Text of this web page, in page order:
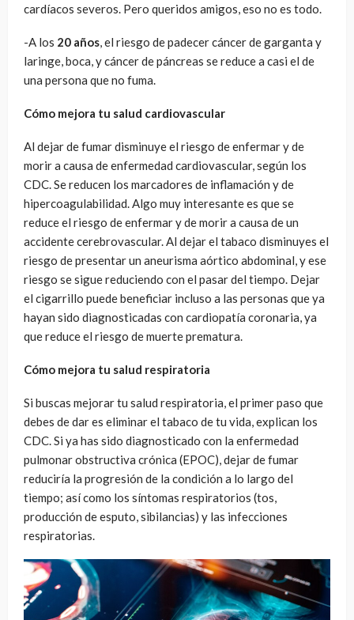
cardíacos severos. Pero queridos amigos, eso no es todo.
-A los 20 años , el riesgo de padecer cáncer de garganta y
laringe, boca, y cáncer de páncreas se reduce a casi el de
una persona que no fuma.
Cómo mejora tu salud cardiovascular
Al dejar de fumar disminuye el riesgo de enfermar y de
morir a causa de enfermedad cardiovascular, según los
CDC. Se reducen los marcadores de inflamación y de
hipercoagulabilidad. Algo muy interesante es que se
reduce el riesgo de enfermar y de morir a causa de un
accidente cerebrovascular. Al dejar el tabaco disminuyes el
riesgo de presentar un aneurisma aórtico abdominal, y ese
riesgo se sigue reduciendo con el pasar del tiempo. Dejar
el cigarrillo puede beneficiar incluso a las personas que ya
hayan sido diagnosticadas con cardiopatía coronaria, ya
que reduce el riesgo de muerte prematura.
Cómo mejora tu salud respiratoria
Si buscas mejorar tu salud respiratoria, el primer paso que
debes de dar es eliminar el tabaco de tu vida, explican los
CDC. Si ya has sido diagnosticado con la enfermedad
pulmonar obstructiva crónica (EPOC), dejar de fumar
reduciría la progresión de la condición a lo largo del
tiempo; así como los síntomas respiratorios (tos,
producción de esputo, sibilancias) y las infecciones
respiratorias.